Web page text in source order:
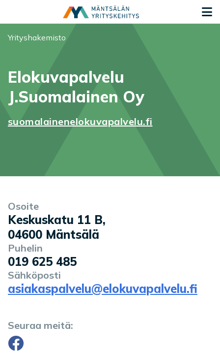
Olet tässä:
Yrityshakemisto
Elokuvapalvelu
J.Suomalainen Oy
suomalainenelokuvapalvelu.fi
Yrityksen tiedot
Osoite
Keskuskatu 11 B,
04600 Mäntsälä
Puhelin
019 625 485
Sähköposti
asiakaspalvelu@elokuvapalvelu.fi
Seuraa meitä:
Facebook
Palvelukuvaus